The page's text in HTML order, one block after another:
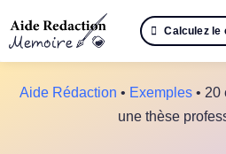
au
contenu
Calculez le
Aide Rédaction • Exemples • 20
une thèse